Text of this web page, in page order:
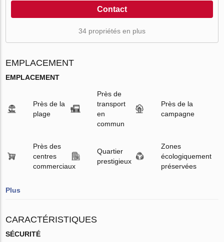
Contact
34 propriétés en plus
EMPLACEMENT
EMPLACEMENT
Près de la
plage
Près de
transport
en
commun
Près de la
campagne
Près des
centres
commerciaux
Quartier
prestigieux
Zones
écologiquement
préservées
Plus
CARACTÉRISTIQUES
SÉCURITÉ